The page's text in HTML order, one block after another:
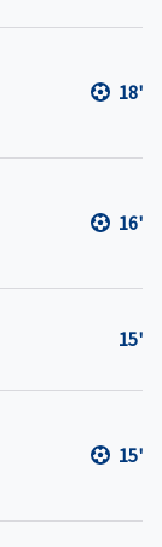
18'
16'
15'
15'